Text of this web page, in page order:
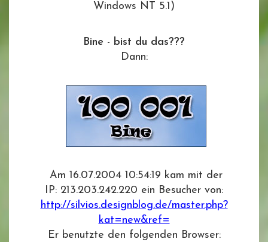
Windows NT 5.1)
Bine - bist du das???
Dann:
Am 16.07.2004 10:54:19 kam mit der
IP: 213.203.242.220 ein Besucher von:
http://silvios.designblog.de/master.php?
kat=new&ref=
Er benutzte den folgenden Browser: